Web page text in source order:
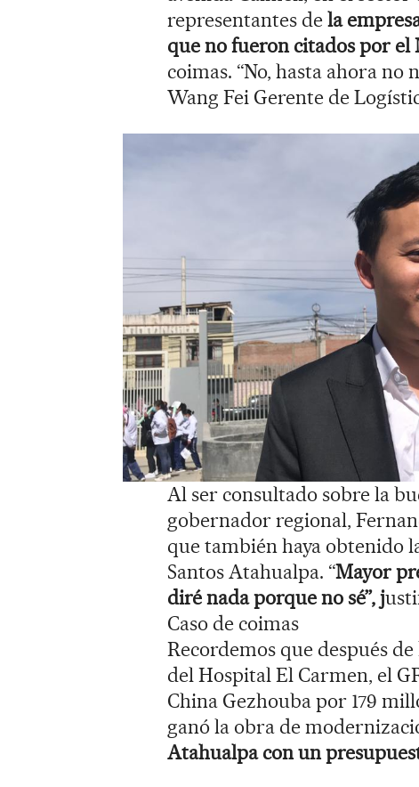
representantes dela
que no fueron citados por
coimas. “No, hasta ahora no
Wang Fei Gerente de
Al ser consultado sobre la
gobernador regional,
que también haya obtenido
Santos Atahualpa. “Mayor
diré nada porque no sé”, j
Caso de coimas
Recordemos que después
del Hospital El Carmen, el
China Gezhouba por 179
ganó la obra de
Atahualpa con un